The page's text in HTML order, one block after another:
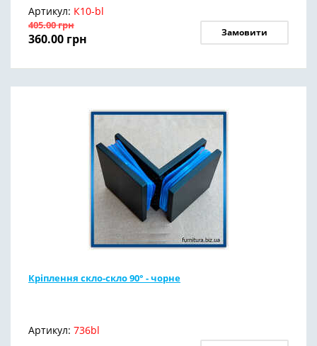
Артикул: К10-bl
405.00грн
360.00 грн Замовити
Кріплення скло-скло 90° - чорне
Артикул: 736bl